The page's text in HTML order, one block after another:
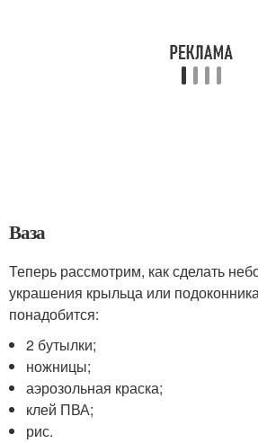
Ваза
Теперь рассмотрим, как сделать
украшения крыльца или
понадобится:
2 бутылки;
ножницы;
аэрозольная краска;
клей ПВА;
рис.